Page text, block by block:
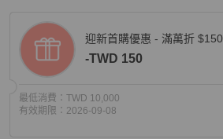
迎新首購優惠 - 滿萬折 $150
-TWD 150
最低消費： TWD 10,000
有效期限： 2026-09-08